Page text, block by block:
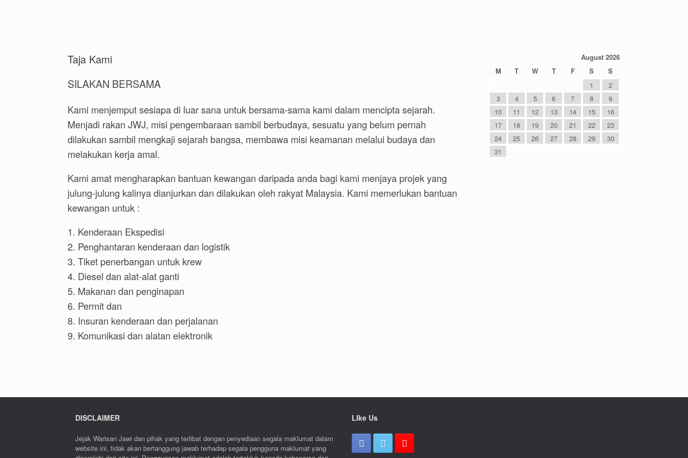
Taja Kami
SILAKAN BERSAMA
Kami menjemput sesiapa di luar sana untuk bersama-sama kami dalam mencipta sejarah.
Menjadi rakan JWJ, misi pengembaraan sambil berbudaya, sesuatu yang belum pernah
dilakukan sambil mengkaji sejarah bangsa, membawa misi keamanan melalui budaya dan
melakukan kerja amal.
Kami amat mengharapkan bantuan kewangan daripada anda bagi kami menjaya projek yang
julung-julung kalinya dianjurkan dan dilakukan oleh rakyat Malaysia. Kami memerlukan bantuan
kewangan untuk :
1. Kenderaan Ekspedisi
2. Penghantaran kenderaan dan logistik
3. Tiket penerbangan untuk krew
4. Diesel dan alat-alat ganti
5. Makanan dan penginapan
6. Permit dan
8. Insuran kenderaan dan perjalanan
9. Komunikasi dan alatan elektronik
August 2026
M
T W T F S
S
1
2
3
4 5 6 7 8
9
10
11 12 13 14 15
16
17
18 19 20 21 22
23
24
25 26 27 28 29
30
31
DISCLAIMER
Jejak Warisan Jawi dan pihak yang terlibat dengan penyediaan segala maklumat dalam
website ini, tidak akan bertanggung jawab terhadap segala pengguna maklumat yang
LIke Us